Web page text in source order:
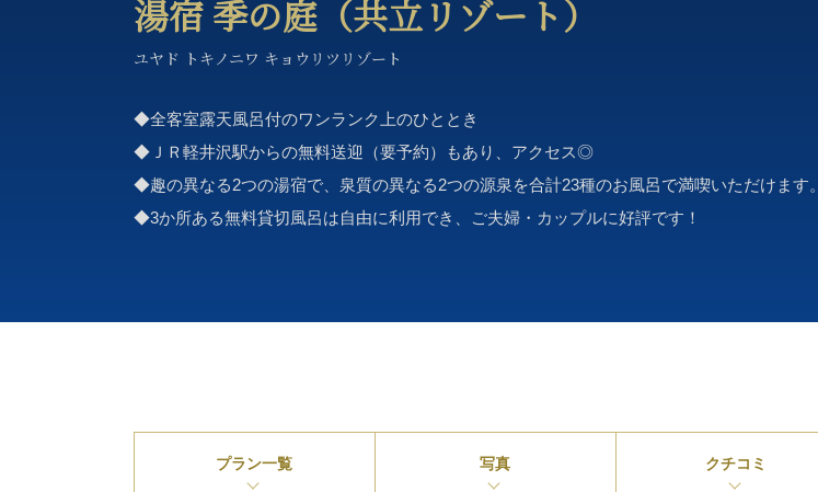
湯宿 季の庭（共立リゾート）
ユヤド トキノニワ キョウリツリゾート
◆全客室露天風呂付のワンランク上のひととき
◆ＪＲ軽井沢駅からの無料送迎（要予約）もあり、アクセス◎
◆趣の異なる2つの湯宿で、泉質の異なる2つの源泉を合計23種のお風呂で満喫いただけます。
◆3か所ある無料貸切風呂は自由に利用でき、ご夫婦・カップルに好評です！
プラン一覧 写真 クチコミ